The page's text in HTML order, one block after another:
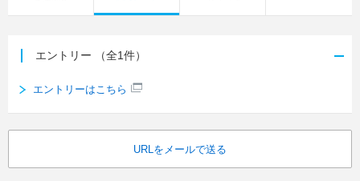
エントリー （全1件）
エントリーはこちら
URLをメールで送る